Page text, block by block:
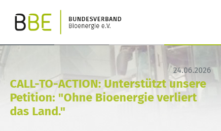
24.06.2026
CALL-TO-ACTION: Unterstützt unsere
Petition: "Ohne Bioenergie verliert
das Land."